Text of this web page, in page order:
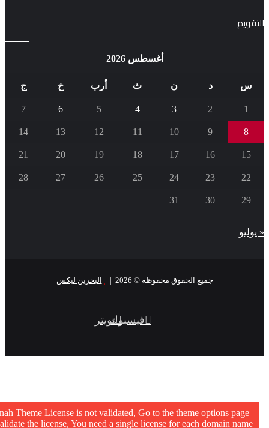
Theme License is not validated, Go to the theme options page
the license, You need a single license for each domain name.
التقويم
أغسطس 2026
س د ن ث أرب خ ج
1
2
3
4
5
6
7
8
9
10
11
12
13
14
15
16
17
18
19
20
21
22
23
24
25
26
27
28
29
30
31
« يوليو
جميع الحقوق محفوظة © 2026 | البحرين ليكس
فيسبوكتويتر